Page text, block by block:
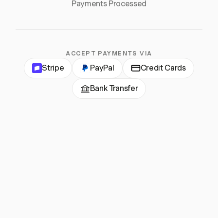
Payments Processed
ACCEPT PAYMENTS VIA
Stripe PayPal Credit Cards
Bank Transfer